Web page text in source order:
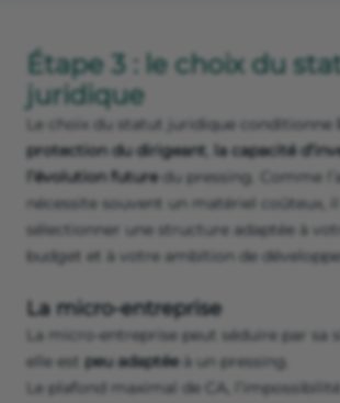
Étape 3 : le choix du
juridique
Le choix du statut juridique conditionne
protection du dirigeant la capacité
l’évolution future du pressing. Comme
nécessite souvent un matériel coûteux,
sélectionner une structure adaptée à
budget et à votre ambition de
La micro‑entreprise
La micro‑entreprise peut séduire par sa
elle est peu adaptéeà un pressing.
Le plafond maximal de CA,